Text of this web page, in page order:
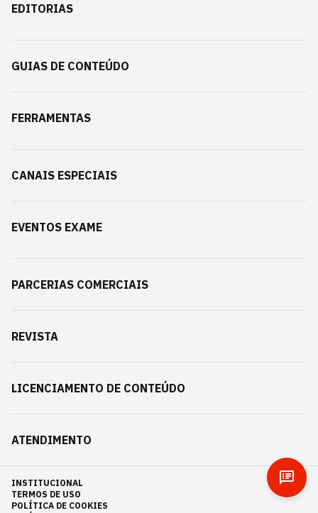
EDITORIAS
GUIAS DE CONTEÚDO
FERRAMENTAS
CANAIS ESPECIAIS
EVENTOS EXAME
PARCERIAS COMERCIAIS
REVISTA
LICENCIAMENTO DE CONTEÚDO
ATENDIMENTO
INSTITUCIONAL
TERMOS DE USO
POLÍTICA DE COOKIES